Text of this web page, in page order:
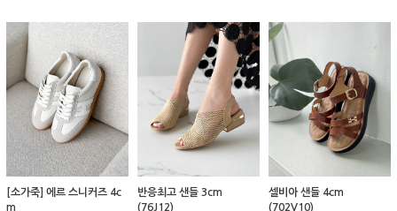
[소가죽] 에르 스니커즈 4c
m
반응최고 샌들 3cm
(76J12)
셀비아 샌들 4cm
(702V10)